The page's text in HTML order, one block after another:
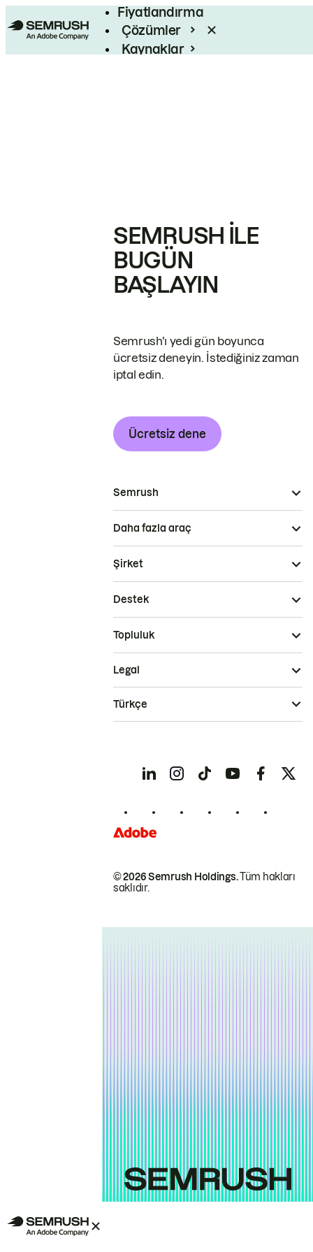
Fiyatlandırma
Çözümler
Kaynaklar
SEMRUSH ILE
BUGÜN
BAŞLAYIN
Semrush'ı yedi gün boyunca
ücretsiz deneyin. İstediğiniz zaman
iptal edin.
Ücretsiz dene
Semrush
Daha fazla araç
Şirket
Destek
Topluluk
© 2026 Semrush Holdings.Tüm hakları
saklıdır.
Legal
Türkçe